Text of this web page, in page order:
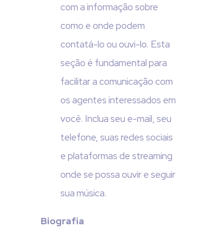
com a informação sobre
como e onde podem
contatá-lo ou ouvi-lo. Esta
seção é fundamental para
facilitar a comunicação com
os agentes interessados em
você. Inclua seu e-mail, seu
telefone, suas redes sociais
e plataformas de streaming
onde se possa ouvir e seguir
sua música.
Biografia